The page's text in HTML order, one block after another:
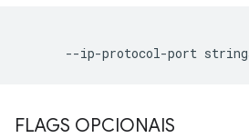
FLAGS OPCIONAIS